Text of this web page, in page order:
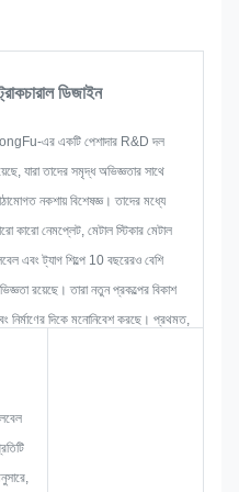
ডিজাইন
এর একটি পেশাদার R&D দল
যারা তাদের সমৃদ্ধ অভিজ্ঞতার সাথে
নকশায় বিশেষজ্ঞ। তাদের মধ্যে
কারো নেমপ্লেট, মেটাল স্টিকার মেটাল
এবং ট্যাগ শিল্পে 10 বছরেরও বেশি
রয়েছে। তারা নতুন প্রকল্পের বিকাশ
নির্মাণের দিকে মনোনিবেশ করছে। প্রথমত,